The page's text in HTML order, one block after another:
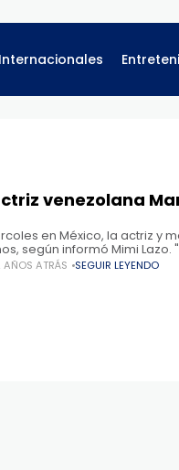
Internacionales
venezolana
en México, la actriz y
según informó Mimi
con
AÑOS ATRÁS SEGUIR LEYENDO